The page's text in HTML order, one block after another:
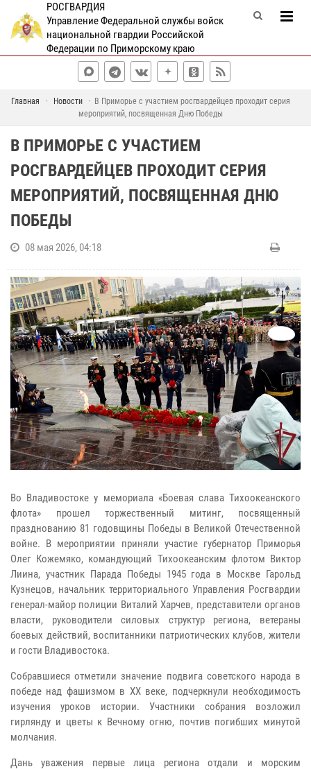
РОСГВАРДИЯ
Управление Федеральной службы войск
национальной гвардии Российской
Федерации по Приморскому краю
Главная Новости
В Приморье с участием росгвардейцев проходит серия
мероприятий, посвященная Дню Победы
В ПРИМОРЬЕ С УЧАСТИЕМ
РОСГВАРДЕЙЦЕВ ПРОХОДИТ СЕРИЯ
МЕРОПРИЯТИЙ, ПОСВЯЩЕННАЯ ДНЮ
ПОБЕДЫ
08 мая 2026, 04:18
Во Владивостоке у мемориала «Боевая слава Тихоокеанского
флота» прошел торжественный митинг, посвященный
празднованию 81 годовщины Победы в Великой Отечественной
войне. В мероприятии приняли участие губернатор Приморья
Олег Кожемяко, командующий Тихоокеанским флотом Виктор
Лиина, участник Парада Победы 1945 года в Москве Гарольд
Кузнецов, начальник территориального Управления Росгвардии
генерал-майор полиции Виталий Харчев, представители органов
власти, руководители силовых структур региона, ветераны
боевых действий, воспитанники патриотических клубов, жители
и гости Владивостока.
Собравшиеся отметили значение подвига советского народа в
победе над фашизмом в XX веке, подчеркнули необходимость
изучения уроков истории. Участники собрания возложил
гирлянду и цветы к Вечному огню, почтив погибших минутой
молчания.
Дань уважения первые лица региона отдали и морским